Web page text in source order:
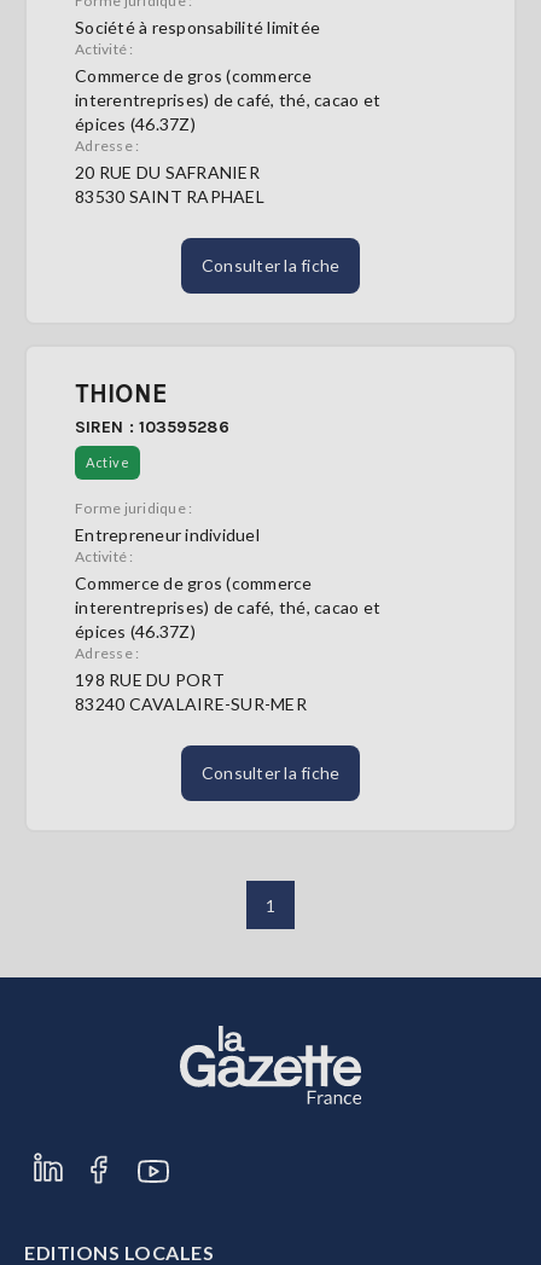
Société à responsabilité limitée
Activité :
Commerce de gros (commerce
interentreprises) de café, thé, cacao et
épices (46.37Z)
Adresse :
20 RUE DU SAFRANIER
83530 SAINT RAPHAEL
Consulter la fiche
THIONE
SIREN : 103595286
Active
Forme juridique :
Entrepreneur individuel
Activité :
Commerce de gros (commerce
interentreprises) de café, thé, cacao et
épices (46.37Z)
Adresse :
198 RUE DU PORT
83240 CAVALAIRE-SUR-MER
Consulter la fiche
1
EDITIONS LOCALES